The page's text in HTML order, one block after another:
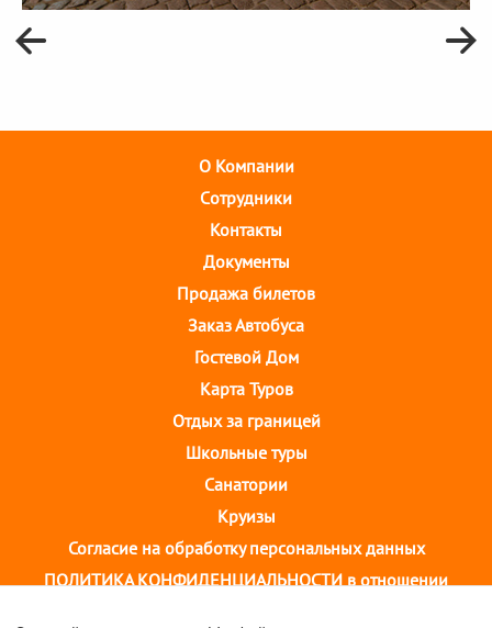
О Компании
Cотрудники
Контакты
Документы
Продажа билетов
Заказ Автобуса
Гостевой Дом
Карта Туров
Отдых за границей
Школьные туры
Санатории
Круизы
Согласие на обработку персональных данных
ПОЛИТИКА КОНФИДЕНЦИАЛЬНОСТИ в отношении